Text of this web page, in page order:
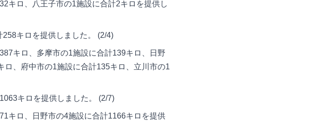
キロ、八王子市の1施設に合計2キロを提供し
キロを提供しました。 (2/4)
キロ、多摩市の1施設に合計139キロ、日野
、府中市の1施設に合計135キロ、立川市の1
キロを提供しました。 (2/7)
キロ、日野市の4施設に合計1166キロを提供